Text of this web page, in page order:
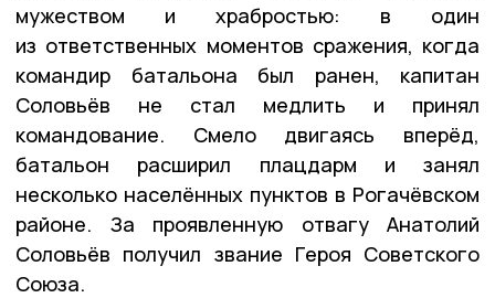
мужеством и храбростью: в один
из ответственных моментов сражения, когда
командир батальона был ранен, капитан
Соловьёв не стал медлить и принял
командование. Смело двигаясь вперёд,
батальон расширил плацдарм и занял
несколько населённых пунктов в Рогачёвском
районе. За проявленную отвагу Анатолий
Соловьёв получил звание Героя Советского
Союза.